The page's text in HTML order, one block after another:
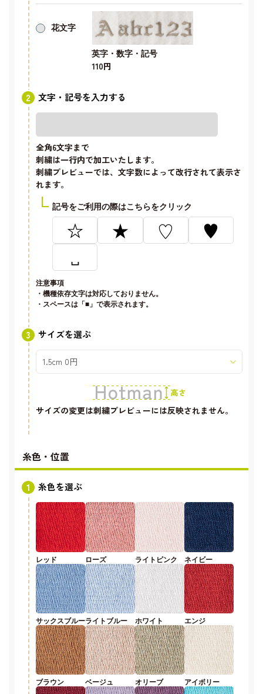
花文字
英字・数字・記号
110円
文字・記号を入力する
全角6文字まで
刺繍は一行内で加工いたします。
刺繍プレビューでは、文字数によって改行されて表示さ
れます。
記号をご利用の際はこちらをクリック
☆ ★ ♡
♥
␣
注意事項
・機種依存文字は対応しておりません。
・スペースは「■」で表示されます。
サイズを選ぶ
サイズの変更は刺繍プレビューには反映されません。
糸色・位置
糸色を選ぶ
レッド ローズ ライトピンク ネイビー
サックスブルーライトブルー ホワイト エンジ
ブラウン ベージュ オリーブ アイボリー